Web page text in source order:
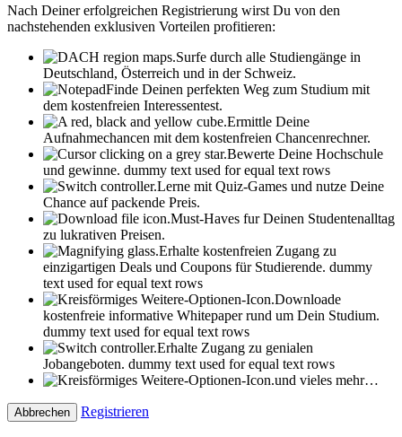
Nach Deiner erfolgreichen Registrierung wirst Du von den
nachstehenden exklusiven Vorteilen profitieren:
Surfe durch alle Studiengänge in
Deutschland, Österreich und in der Schweiz.
Finde Deinen perfekten Weg zum Studium mit
dem kostenfreien Interessentest.
Ermittle Deine
Aufnahmechancen mit dem kostenfreien Chancenrechner.
Bewerte Deine Hochschule
und gewinne. dummy text used for equal text rows
Lerne mit Quiz-Games und nutze Deine
Chance auf packende Preis.
Must-Haves fur Deinen Studentenalltag
zu lukrativen Preisen.
Erhalte kostenfreien Zugang zu
einzigartigen Deals und Coupons für Studierende. dummy
text used for equal text rows
Downloade
kostenfreie informative Whitepaper rund um Dein Studium.
dummy text used for equal text rows
Erhalte Zugang zu genialen
Jobangeboten. dummy text used for equal text rows
und vieles mehr…
Abbrechen Registrieren